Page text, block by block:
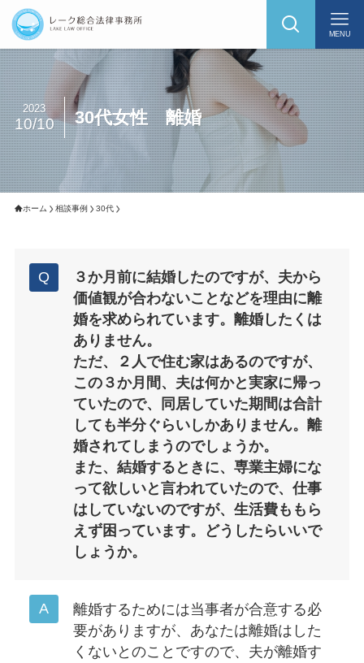
MENU
30代女性 離婚
2023
10/10
ホーム 相談事例 30代
３か月前に結婚したのですが、夫から
価値観が合わないことなどを理由に離
婚を求められています。離婚したくは
ありません。
ただ、２人で住む家はあるのですが、
この３か月間、夫は何かと実家に帰っ
ていたので、同居していた期間は合計
しても半分ぐらいしかありません。離
婚されてしまうのでしょうか。
また、結婚するときに、専業主婦にな
って欲しいと言われていたので、仕事
はしていないのですが、生活費ももら
えず困っています。どうしたらいいで
しょうか。
離婚するためには当事者が合意する必
要がありますが、あなたは離婚はした
くないとのことですので、夫が離婚す